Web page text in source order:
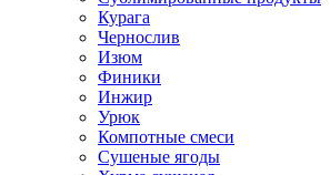
Курага
Чернослив
Изюм
Финики
Инжир
Урюк
Компотные смеси
Сушеные ягоды